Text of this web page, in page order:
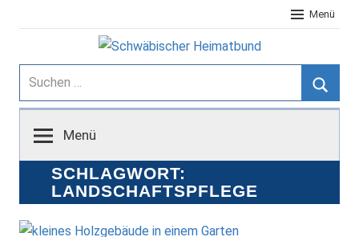
Inhalt
Menü
Schwäbischer
Heimatbund
Suchen
nach:
Menü
SCHLAGWORT:
LANDSCHAFTSPFLEGE